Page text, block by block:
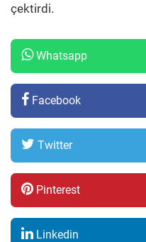
çektirdi.
Whatsapp
Facebook
Twitter
Pinterest
Linkedin